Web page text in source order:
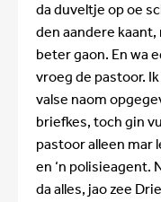
da duveltje op oe
den aandere kaant,
beter gaon. En wa
vroeg de pastoor.
valse naom
briefkes, toch gin
pastoor alleen mar
en ‘n polisieagent.
da alles, jao zee